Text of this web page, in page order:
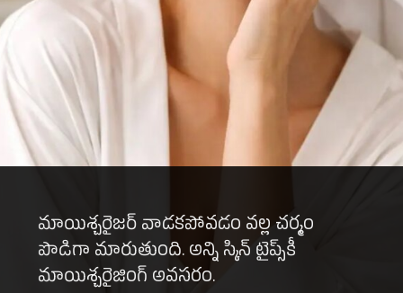
మాయిశ్చరైజర్ వాడకపోవడం వల్ల చర్మం
పొడిగా మారుతుంది. అన్ని స్కిన్ టైప్స్‌కీ
మాయిశ్చరైజింగ్ అవసరం.